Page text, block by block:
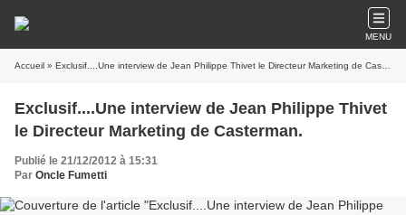
MENU
Accueil » Exclusif....Une interview de Jean Philippe Thivet le Directeur Marketing de Casterman.
Exclusif....Une interview de Jean Philippe Thivet
le Directeur Marketing de Casterman.
Publié le 21/12/2012 à 15:31
Par Oncle Fumetti